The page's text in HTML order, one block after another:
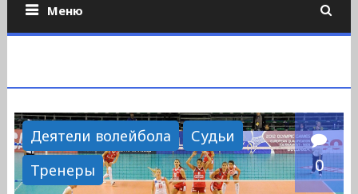
Меню
Деятели волейбола
Судьи
Тренеры
0